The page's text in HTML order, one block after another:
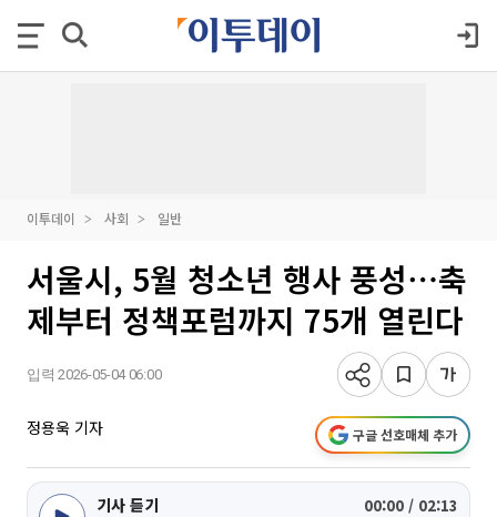
이투데이 사회 일반
서울시, 5월 청소년 행사 풍성⋯축
제부터 정책포럼까지 75개 열린다
입력 2026-05-04 06:00
정용욱 기자 구글 선호매체 추가
기사 듣기 00:00 / 02:13